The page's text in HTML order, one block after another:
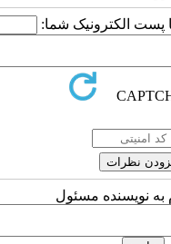
پست الکترونیک شما:
به نویسنده مسئول